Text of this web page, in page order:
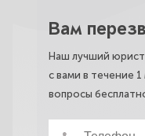
Вам
Наш лучший
с вами в течение
вопросы